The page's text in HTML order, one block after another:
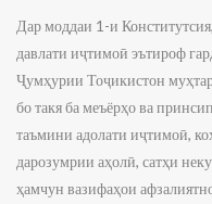
Дар моддаи 1-и
давлати иҷтимоӣ эътироф
Ҷумҳурии Тоҷикистон
бо такя ба меъёрҳо ва
таъмини адолати иҷтимоӣ,
дарозумрии аҳолӣ, сатҳи
ҳамчун вазифаҳои